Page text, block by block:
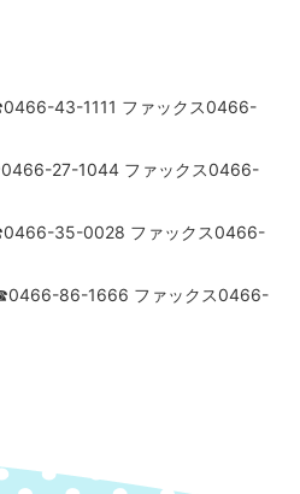
43-1111 ファックス0466-
1044 ファックス0466-
35-0028 ファックス0466-
86-1666 ファックス0466-